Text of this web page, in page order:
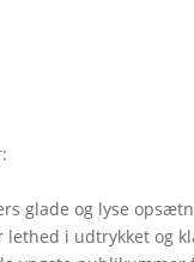
:
glade og lyse
lethed i udtrykket og